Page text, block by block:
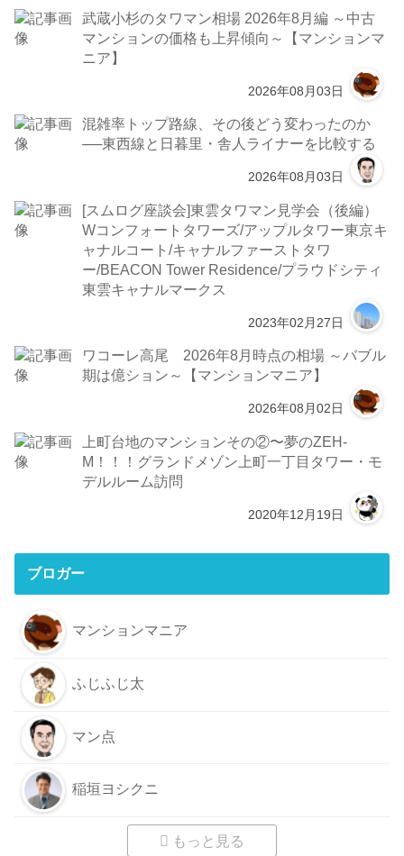
武蔵小杉のタワマン相場 2026年8月編 ～中古
マンションの価格も上昇傾向～【マンションマ
ニア】
2026年08月03日
混雑率トップ路線、その後どう変わったのか
──東西線と日暮里・舎人ライナーを比較する
2026年08月03日
[スムログ座談会]東雲タワマン見学会（後編）
Wコンフォートタワーズ/アップルタワー東京キ
ャナルコート/キャナルファーストタワ
ー/BEACON Tower Residence/プラウドシティ
東雲キャナルマークス
2023年02月27日
ワコーレ高尾 2026年8月時点の相場 ～バブル
期は億ション～【マンションマニア】
2026年08月02日
上町台地のマンションその②〜夢のZEH-
M！！！グランドメゾン上町一丁目タワー・モ
デルルーム訪問
2020年12月19日
ブロガー
マンションマニア
ふじふじ太
マン点
稲垣ヨシクニ
もっと見る